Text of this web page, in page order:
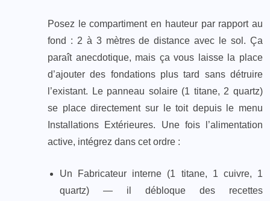
Posez le compartiment en hauteur par rapport au
fond : 2 à 3 mètres de distance avec le sol. Ça
paraît anecdotique, mais ça vous laisse la place
d’ajouter des fondations plus tard sans détruire
l’existant. Le panneau solaire (1 titane, 2 quartz)
se place directement sur le toit depuis le menu
Installations Extérieures. Une fois l’alimentation
active, intégrez dans cet ordre :
Un Fabricateur interne (1 titane, 1 cuivre, 1
quartz) — il débloque des recettes